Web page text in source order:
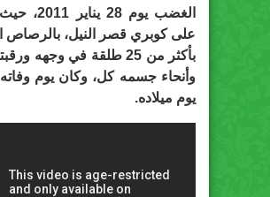
الغضب يوم 28
على كوبري قصر النيل، بالرصاص
بأكثر من 25 طلقة في وجهه
وأنحاء جسمه كل، وكان يوم
يوم ميلاده.